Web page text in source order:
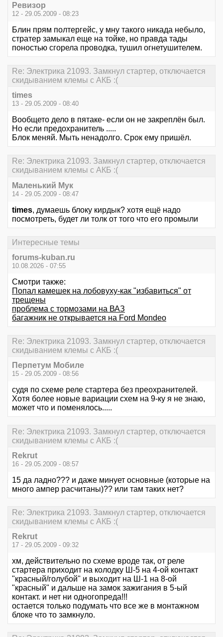
Ревизор
12 - 29.05.2009 - 08:23
Блин прям полтергейс, у мну такого никада небыло,
стратер замыкал еще на тойке, но правда тады
поностью сгорела проводка, тушил огнетушителем.
Re: Электрика 21093. Замкнул стартер, отключается
скидыванием клемы с АКБ :(
times
13 - 29.05.2009 - 08:40
Вообщето дело в пятаке- если он не закреплён был.
Но если предохранитель .....
Блок меняй. Мыть ненадолго. Срок ему пришёл.
Re: Электрика 21093. Замкнул стартер, отключается
скидыванием клемы с АКБ :(
Маленький Мук
14 - 29.05.2009 - 08:47
times, думаешь блоку кирдык? хотя ещё надо
посмотреть, будет ли толк от того что его промыли
Интересные темы
forums-kuban.ru
10.08.2026 - 07:55
Смотри также:
Попал камешек на лобовуху-как "избавиться" от
трещены
проблема с тормозами на ВАЗ
багажник не открывается на Ford Mondeo
Re: Электрика 21093. Замкнул стартер, отключается
скидыванием клемы с АКБ :(
Перпетум Мобиле
15 - 29.05.2009 - 08:56
судя по схеме реле стартера без преохранителей.
Хотя более новые вариации схем на 9-ку я не знаю,
может что и поменялось.....
Re: Электрика 21093. Замкнул стартер, отключается
скидыванием клемы с АКБ :(
Rekrut
16 - 29.05.2009 - 08:57
15 да ладно??? и даже минует основные (которые на
много ампер расчитаны)?? или там таких нет?
Re: Электрика 21093. Замкнул стартер, отключается
скидыванием клемы с АКБ :(
Rekrut
17 - 29.05.2009 - 09:32
хм, действительно по схеме вроде так, от реле
стартера приходит на колодку Ш-5 на 4-ой контакт
"красный/голубой" и выходит на Ш-1 на 8-ой
"красный" и дальше на замок зажигания в 5-ый
контакт. и нет ни одногопреда!!!
остается только подумать что все же в монтажном
блоке что то замкнуло.